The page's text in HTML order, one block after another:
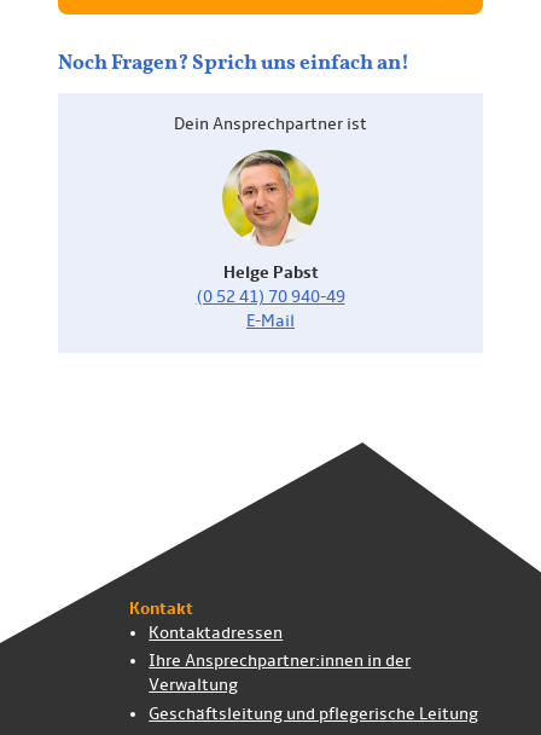
Noch Fragen? Sprich uns einfach an!
Dein Ansprech­partner ist
Helge Pabst
(0 52 41) 70 940-49
E-Mail
Kontakt
Kontaktadressen
Ihre Ansprech­partner:innen in der
Verwaltung
Geschäftsleitung und pflegerische Leitung